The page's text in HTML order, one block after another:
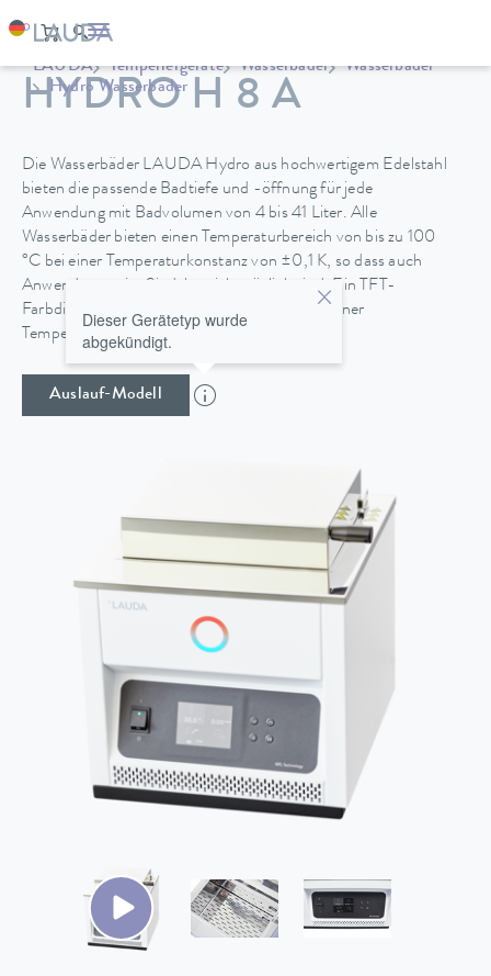
LAUDA Temperiergeräte Wasserbäder
Wasserbäder
Hydro Wasserbäder
HYDRO H 8 A
Die Wasserbäder LAUDA Hydro aus hochwertigem Edelstahl
bieten die passende Badtiefe und -öffnung für jede
Anwendung mit Badvolumen von 4 bis 41 Liter. Alle
Wasserbäder bieten einen Temperaturbereich von bis zu 100
°C bei einer Temperaturkonstanz von ±0,1 K, so dass auch
Anwendungen im Siedebereich möglich sind. Ein TFT-
Farbdisplay sorgt für intuitive Bedienung mit einer
Temperaturanzeige in °C und °F.
Auslauf-Modell
Dieser Gerätetyp wurde
abgekündigt.